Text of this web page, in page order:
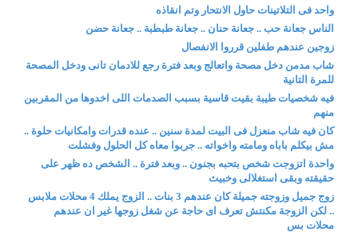
واحد فى التلاتينات حاول الانتحار وتم انقاذه
الناس جعانة حب .. جعانة حنان .. جعانة طبطبة .. جعانة حضن
زوجين عندهم طفلين قرروا الانفصال
شاب مدمن دخل مصحة واتعالج وبعد فترة رجع للادمان تانى ودخل المصحة
للمرة التانية
فيه شخصيات طيبة بقيت قاسية بسبب الصدمات اللى اخدوها من المقربين
منهم
كان فيه شاب منعزل فى البيت لمدة سنين .. عنده قدرات وامكانيات حلوة ..
مش بيكلم باباه ومامته واخواته .. جربوا معاه كل الحلول وفشلت
واحدة اتزوجت شخص بتحبه بجنون .. وبعد فترة .. الشخص ده ظهر على
حقيقته وبقى استغلالى وخبيث
زوج جميل وزوجته جميلة كان عندهم 3 بنات .. الزوج يملك 4 محلات ملابس
.. لكن الزوجة مكنتش تعرف اى حاجة عن شغل زوجها غير ان عندهم
محلات بس